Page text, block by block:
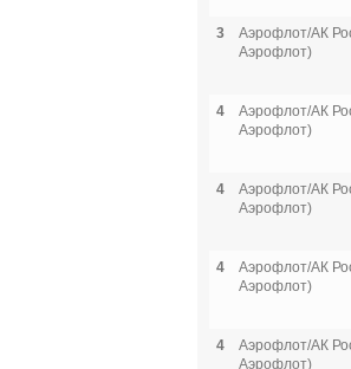
3
Аэрофлот/АК
Аэрофлот)
4
Аэрофлот/АК
Аэрофлот)
4
Аэрофлот/АК
Аэрофлот)
4
Аэрофлот/АК
Аэрофлот)
4
Аэрофлот/АК
Аэрофлот)